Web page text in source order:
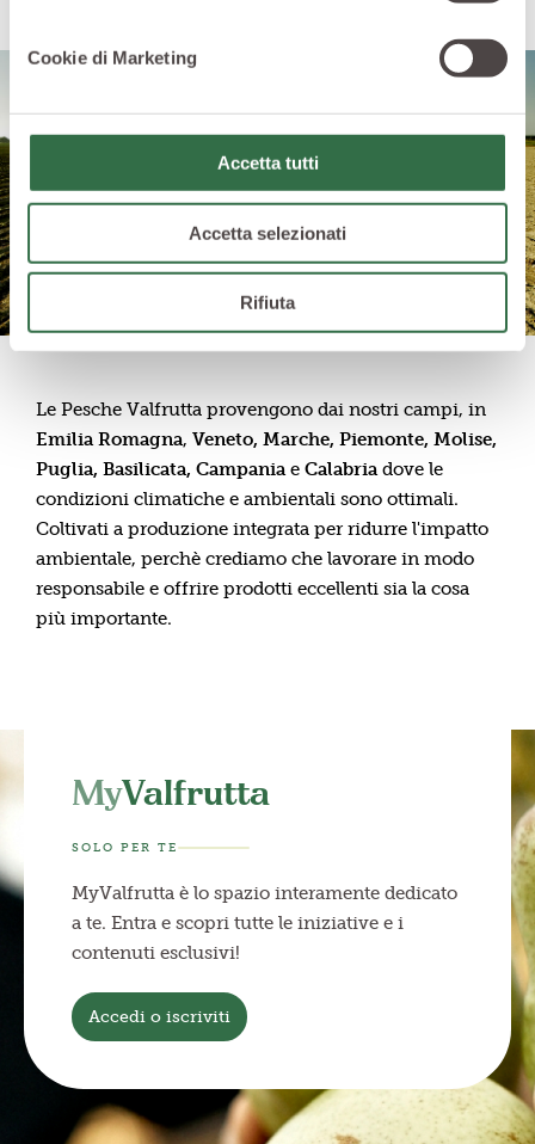
Cookie di Marketing
Accetta tutti
Accetta selezionati
Rifiuta
Le Pesche Valfrutta provengono dai nostri campi, in
Emilia Romagna, Veneto, Marche, Piemonte, Molise,
Puglia, Basilicata, Campaniae Calabriadove le
condizioni climatiche e ambientali sono ottimali.
Coltivati a produzione integrata per ridurre l'impatto
ambientale, perchè crediamo che lavorare in modo
responsabile e offrire prodotti eccellenti sia la cosa
più importante.
MyValfrutta
SOLO PER TE
MyValfrutta è lo spazio interamente dedicato
a te. Entra e scopri tutte le iniziative e i
contenuti esclusivi!
Accedi o iscriviti